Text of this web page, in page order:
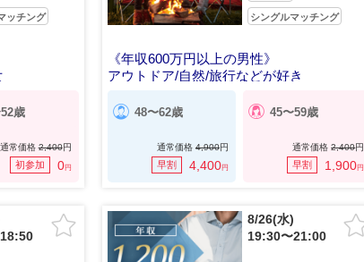
ッチング
歳
通常価格2,400円
初参加 0円
シングルマッチング
《年収600万円以上の男性》
アウトドア/自然/旅行などが好き
48〜62歳
通常価格 4,900円
早割 4,400円
45〜59歳
通常価格2,400円
早割 1,900円
8/26(水)
19:30〜21:00